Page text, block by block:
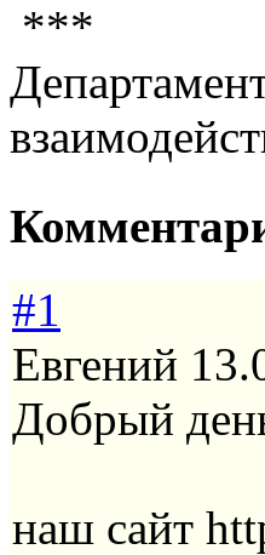
***
#1
Евгений
Добрый
наш сайт